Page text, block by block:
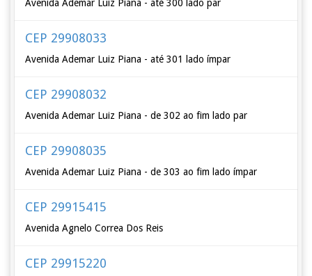
Avenida Ademar Luiz Piana - até 300 lado par
CEP 29908033
Avenida Ademar Luiz Piana - até 301 lado ímpar
CEP 29908032
Avenida Ademar Luiz Piana - de 302 ao fim lado par
CEP 29908035
Avenida Ademar Luiz Piana - de 303 ao fim lado ímpar
CEP 29915415
Avenida Agnelo Correa Dos Reis
CEP 29915220